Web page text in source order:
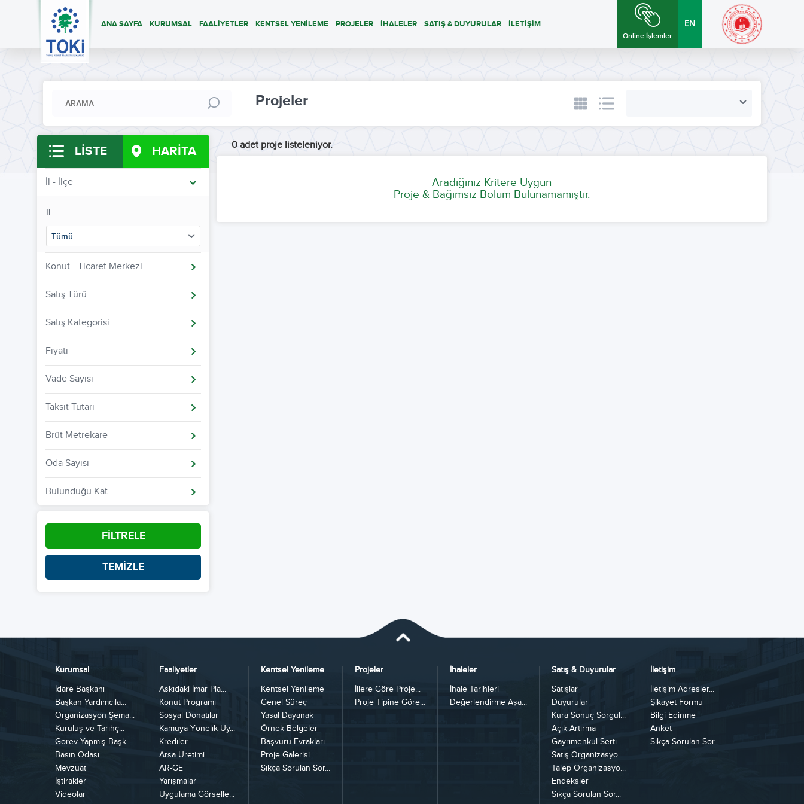
ANA SAYFA KURUMSAL FAALİYETLER KENTSEL YENİLEME PROJELER İHALELER SATIŞ & DUYURULAR İLETİŞİM
Online İşlemler
EN
Projeler
LİSTE HARİTA
İl - İlçe
İl
Tümü
Konut - Ticaret Merkezi
Satış Türü
Satış Kategorisi
Fiyatı
Vade Sayısı
Taksit Tutarı
Brüt Metrekare
Oda Sayısı
Bulunduğu Kat
FİLTRELE
TEMİZLE
0 adet proje listeleniyor.
Aradığınız Kritere Uygun
Proje & Bağımsız Bölüm Bulunamamıştır.
Kurumsal
İdare Başkanı
Başkan Yardımcıla...
Organizasyon Şema...
Kuruluş ve Tarihç...
Görev Yapmış Başk...
Basın Odası
Mevzuat
İştirakler
Videolar
Faaliyetler
Askıdaki İmar Pla...
Konut Programı
Sosyal Donatılar
Kamuya Yönelik Uy...
Krediler
Arsa Üretimi
AR-GE
Yarışmalar
Uygulama Görselle...
Kentsel Yenileme
Kentsel Yenileme
Genel Süreç
Yasal Dayanak
Örnek Belgeler
Başvuru Evrakları
Proje Galerisi
Sıkça Sorulan Sor...
Projeler
İllere Göre Proje...
Proje Tipine Göre...
İhaleler
İhale Tarihleri
Değerlendirme Aşa...
Satış & Duyurular
Satışlar
Duyurular
Kura Sonuç Sorgul...
Açık Artırma
Gayrimenkul Serti...
Satış Organizasyo...
Talep Organizasyo...
Endeksler
Sıkça Sorulan Sor...
İletişim
İletişim Adresler...
Şikayet Formu
Bilgi Edinme
Anket
Sıkça Sorulan Sor...